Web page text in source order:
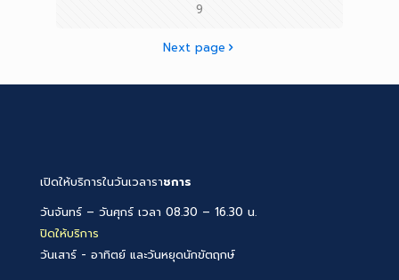
9
Next page
เปิดให้บริการในวันเวลาราชการ
วันจันทร์ – วันศุกร์ เวลา 08.30 – 16.30 น.
ปิดให้บริการ
วันเสาร์ - อาทิตย์ และวันหยุดนักขัตฤกษ์